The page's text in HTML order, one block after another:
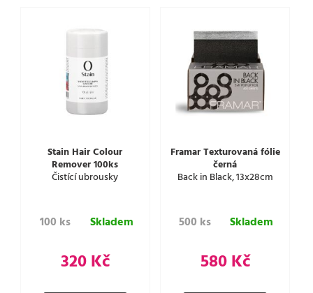
Stain Hair Colour
Remover 100ks
Čistící ubrousky
100 ks Skladem
320 Kč
Framar Texturovaná fólie
černá
Back in Black, 13x28cm
500 ks Skladem
580 Kč